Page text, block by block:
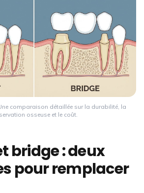
comparaison détaillée sur la durabilité, la
osseuse et le coût.
bridge : deux
pour remplacer